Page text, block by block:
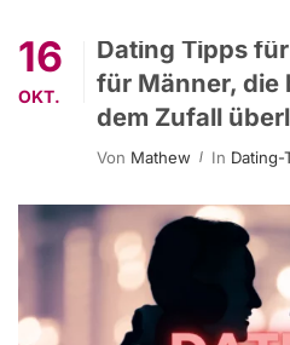
16
OKT.
Dating Tipps
für Männer, die
dem Zufall
Von Mathew In Dating-